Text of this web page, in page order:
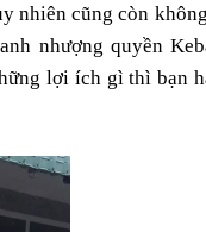
nhiên cũng còn
nhượng quyền
lợi ích gì thì bạn